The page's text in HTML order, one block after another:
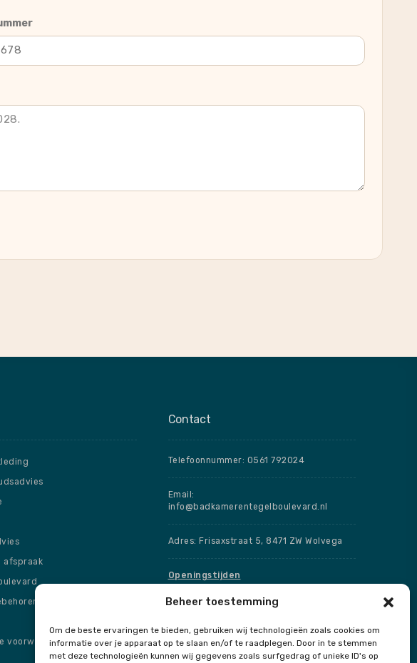
Beheer toestemming
Om de beste ervaringen te bieden, gebruiken wij technologieën zoals cookies om
informatie over je apparaat op te slaan en/of te raadplegen. Door in te stemmen
met deze technologieën kunnen wij gegevens zoals surfgedrag of unieke ID's op
afspraak
voorwaarden
Contact
Telefoonnummer: 0561 792024
Email:
info@badkamerentegelboulevard.nl
Adres: Frisaxstraat 5, 8471 ZW Wolvega
Openingstijden
Speciale openingstijden